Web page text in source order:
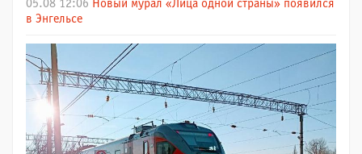
05.08 12:06 Новый мурал «Лица одной страны» появился
в Энгельсе